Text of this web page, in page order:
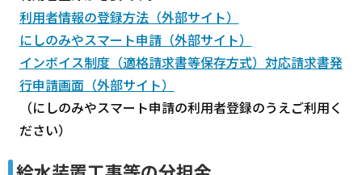
利用者情報の登録方法（外部サイト）
にしのみやスマート申請（外部サイト）
インボイス制度（適格請求書等保存方式）対応請求書発
行申請画面（外部サイト）
（にしのみやスマート申請の利用者登録のうえご利用く
ださい）